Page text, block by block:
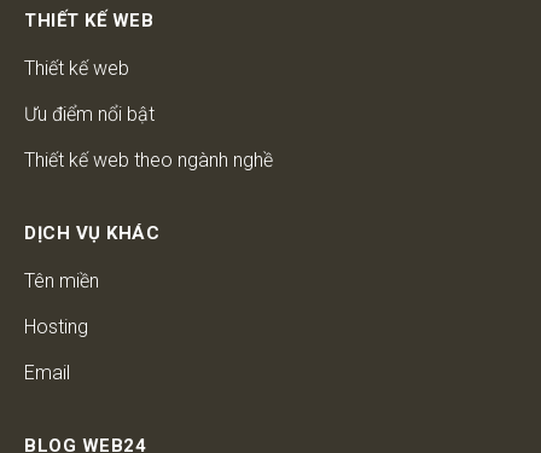
THIẾT KẾ WEB
Thiết kế web
Ưu điểm nổi bật
Thiết kế web theo ngành nghề
DỊCH VỤ KHÁC
Tên miền
Hosting
Email
BLOG WEB24